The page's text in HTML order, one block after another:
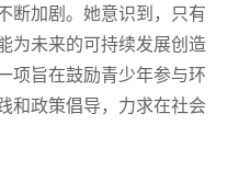
断加剧。她意识到，只有
为未来的可持续发展创造
项旨在鼓励青少年参与环
和政策倡导，力求在社会